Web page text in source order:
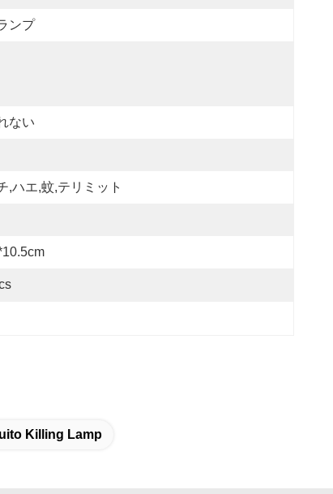
ンプ
ない
,ハエ,蚊,テリミット
Killing Lamp